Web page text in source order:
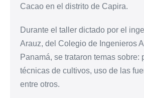
Cacao en el distrito de Capira.
Durante el taller dictado por el
Arauz, del Colegio de Ingenieros
Panamá, se trataron temas sobre:
técnicas de cultivos, uso de las
entre otros.